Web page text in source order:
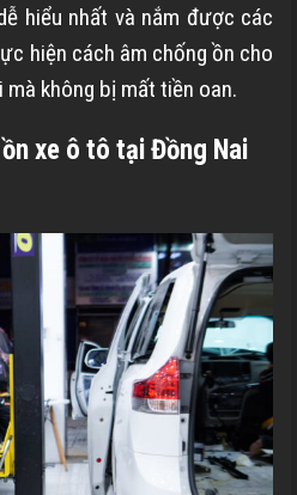
hiểu nhất và nắm được các
hiện cách âm chống ồn cho
không bị mất tiền oan.
xe ô tô tại Đồng Nai